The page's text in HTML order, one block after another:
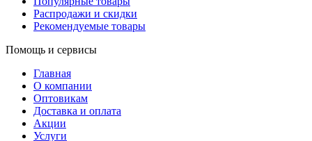
Распродажи и скидки
Рекомендуемые товары
Помощь и сервисы
Главная
О компании
Оптовикам
Доставка и оплата
Акции
Услуги